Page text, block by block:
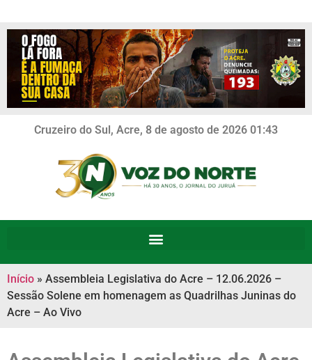
Cruzeiro do Sul, Acre, 8 de agosto de 2026 01:43
Início » Assembleia Legislativa do Acre – 12.06.2026 –
Sessão Solene em homenagem as Quadrilhas Juninas do
Acre – Ao Vivo